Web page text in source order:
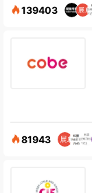
139403
81943